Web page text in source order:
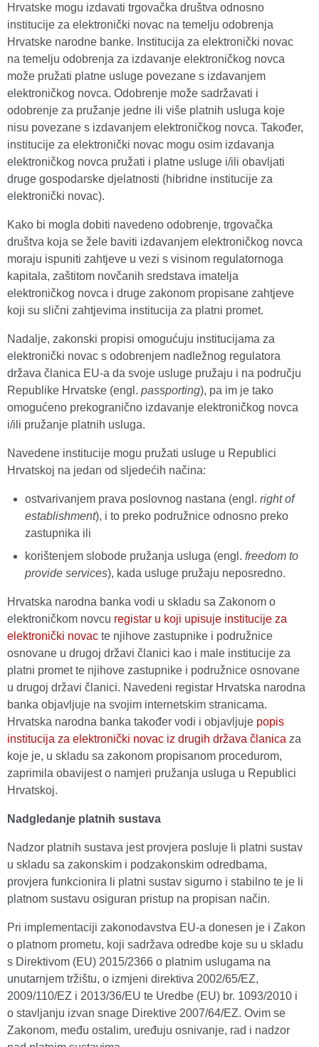
Hrvatske mogu izdavati trgovačka društva odnosno
institucije za elektronički novac na temelju odobrenja
Hrvatske narodne banke. Institucija za elektronički novac
na temelju odobrenja za izdavanje elektroničkog novca
može pružati platne usluge povezane s izdavanjem
elektroničkog novca. Odobrenje može sadržavati i
odobrenje za pružanje jedne ili više platnih usluga koje
nisu povezane s izdavanjem elektroničkog novca. Također,
institucije za elektronički novac mogu osim izdavanja
elektroničkog novca pružati i platne usluge i/ili obavljati
druge gospodarske djelatnosti (hibridne institucije za
elektronički novac).
Kako bi mogla dobiti navedeno odobrenje, trgovačka
društva koja se žele baviti izdavanjem elektroničkog novca
moraju ispuniti zahtjeve u vezi s visinom regulatornoga
kapitala, zaštitom novčanih sredstava imatelja
elektroničkog novca i druge zakonom propisane zahtjeve
koji su slični zahtjevima institucija za platni promet.
Nadalje, zakonski propisi omogućuju institucijama za
elektronički novac s odobrenjem nadležnog regulatora
država članica EU-a da svoje usluge pružaju i na području
Republike Hrvatske (engl. passporting), pa im je tako
omogućeno prekogranično izdavanje elektroničkog novca
i/ili pružanje platnih usluga.
Navedene institucije mogu pružati usluge u Republici
Hrvatskoj na jedan od sljedećih načina:
ostvarivanjem prava poslovnog nastana (engl. right of
establishment), i to preko podružnice odnosno preko
zastupnika ili
korištenjem slobode pružanja usluga (engl. freedom to
provide services), kada usluge pružaju neposredno.
Hrvatska narodna banka vodi u skladu sa Zakonom o
elektroničkom novcu registar u koji upisuje institucije za
elektronički novac te njihove zastupnike i podružnice
osnovane u drugoj državi članici kao i male institucije za
platni promet te njihove zastupnike i podružnice osnovane
u drugoj državi članici. Navedeni registar Hrvatska narodna
banka objavljuje na svojim internetskim stranicama.
Hrvatska narodna banka također vodi i objavljuje popis
institucija za elektronički novac iz drugih država članica za
koje je, u skladu sa zakonom propisanom procedurom,
zaprimila obavijest o namjeri pružanja usluga u Republici
Hrvatskoj.
Nadgledanje platnih sustava
Nadzor platnih sustava jest provjera posluje li platni sustav
u skladu sa zakonskim i podzakonskim odredbama,
provjera funkcionira li platni sustav sigurno i stabilno te je li
platnom sustavu osiguran pristup na propisan način.
Pri implementaciji zakonodavstva EU-a donesen je i Zakon
o platnom prometu, koji sadržava odredbe koje su u skladu
s Direktivom (EU) 2015/2366 o platnim uslugama na
unutarnjem tržištu, o izmjeni direktiva 2002/65/EZ,
2009/110/EZ i 2013/36/EU te Uredbe (EU) br. 1093/2010 i
o stavljanju izvan snage Direktive 2007/64/EZ. Ovim se
Zakonom, među ostalim, uređuju osnivanje, rad i nadzor